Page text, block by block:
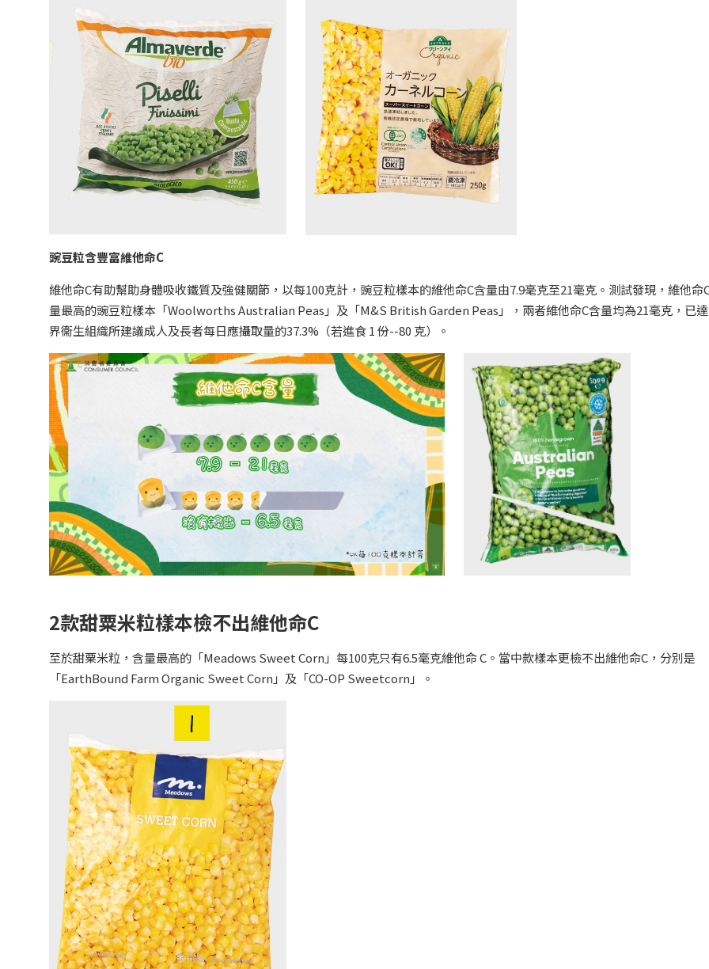
豌豆粒含豐富維他命C
維他命C有助幫助身體吸收鐵質及強健關節，以每100克計，豌豆粒樣本的維他命C含量由7.9毫克至21毫克。測試發現，維他命
量最高的豌豆粒樣本「Woolworths Australian Peas」及「M&S British Garden Peas」，兩者維他命C含量均為21毫克，已
界衞生組織所建議成人及長者每日應攝取量的37.3%（若進食 1 份--80 克）。
2款甜粟米粒樣本檢不出維他命C
至於甜粟米粒，含量最高的「Meadows Sweet Corn」每100克只有6.5毫克維他命 C。當中款樣本更檢不出維他命C，分別是
「EarthBound Farm Organic Sweet Corn」及「CO-OP Sweetcorn」。